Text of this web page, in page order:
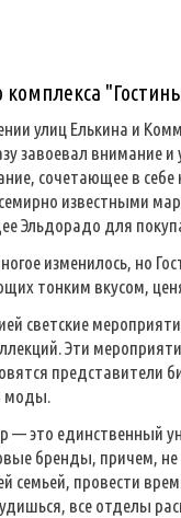
комплекса
улиц Елькина и
завоевал
сочетающее в
известными
Эльдорадо для
изменилось, но
тонким вкусом,
светские
Эти
представители
моды.
— это единственный
бренды, причем,
семьей, провести
все отделы